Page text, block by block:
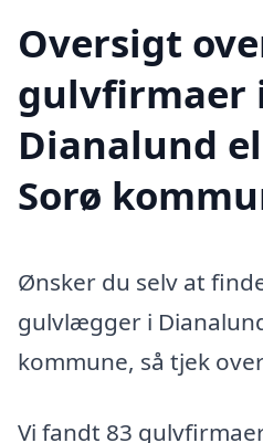
Oversigt
gulvfirmaer
Dianalund
Sorø
Ønsker du selv at
gulvlægger i
kommune, så tjek
Vi fandt 83